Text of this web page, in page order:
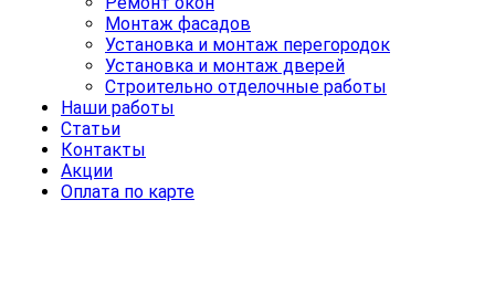
Монтаж фасадов
Установка и монтаж перегородок
Установка и монтаж дверей
Строительно отделочные работы
Наши работы
Статьи
Контакты
Акции
Оплата по карте